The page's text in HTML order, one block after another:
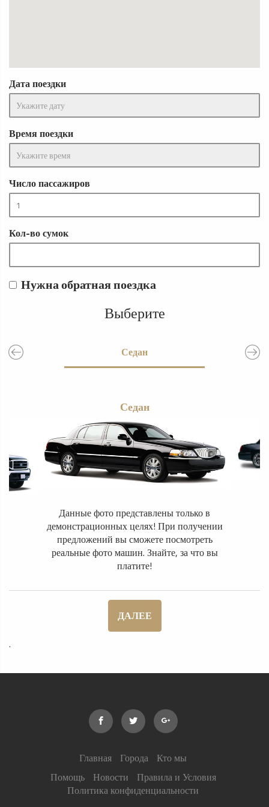
Дата поездки
Время поездки
Число пассажиров
Кол-во сумок
Нужна обратная поездка
Выберите
Седан
Седан
Данные фото представлены только в
демонстрационных целях! При получении
предложений вы сможете посмотреть
реальные фото машин. Знайте, за что вы
платите!
ДАЛЕЕ
.
Главная Города
Кто мы
Помощь
Новости
Правила и Условия
Политика конфиденциальности